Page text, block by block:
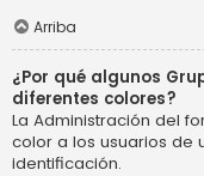
Arriba
¿Por qué algunos
diferentes colores?
La Administración del
color a los usuarios de
identificación.